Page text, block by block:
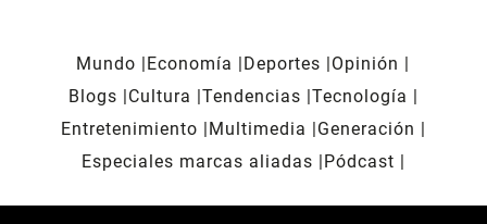
Mundo Economía Deportes
Opinión
Blogs
Cultura Tendencias Tecnología
Entretenimiento
Multimedia
Generación
Especiales marcas aliadas
Pódcast